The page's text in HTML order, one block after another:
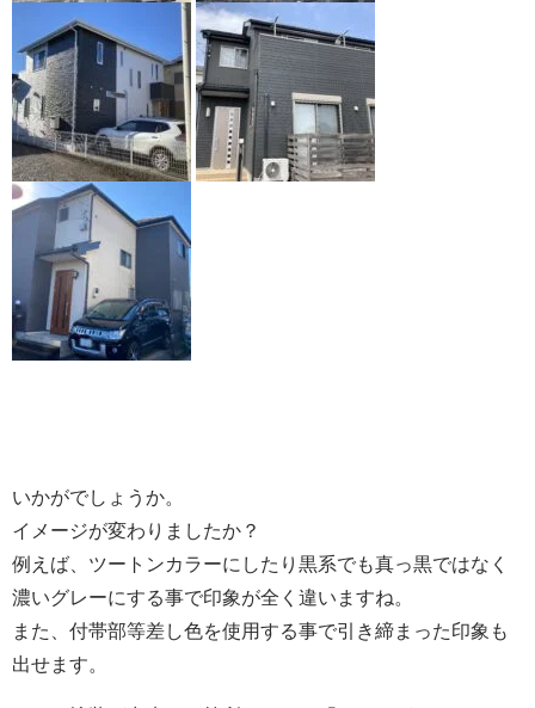
いかがでしょうか。
イメージが変わりましたか？
例えば、ツートンカラーにしたり黒系でも真っ黒ではなく
濃いグレーにする事で印象が全く違いますね。
また、付帯部等差し色を使用する事で引き締まった印象も
出せます。